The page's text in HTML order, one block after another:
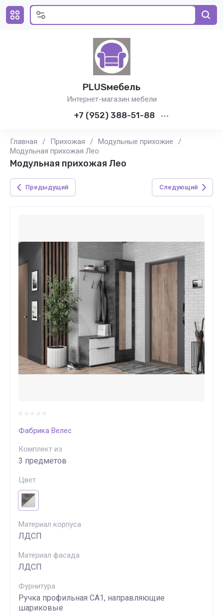
PLUSмебель
Интернет-магазин мебели
+7 (952) 388-51-88
Главная / Прихожая / Модульные прихожие
/
Модульная прихожая Лео
Модульная прихожая Лео
Предыдущий Следующий
Фабрика Велес
Комплект из
3 предметов
Цвет
Материал корпуса
ЛДСП
Материал фасада
ЛДСП
Фурнитура
Ручка профильная СА1, направляющие
шариковые